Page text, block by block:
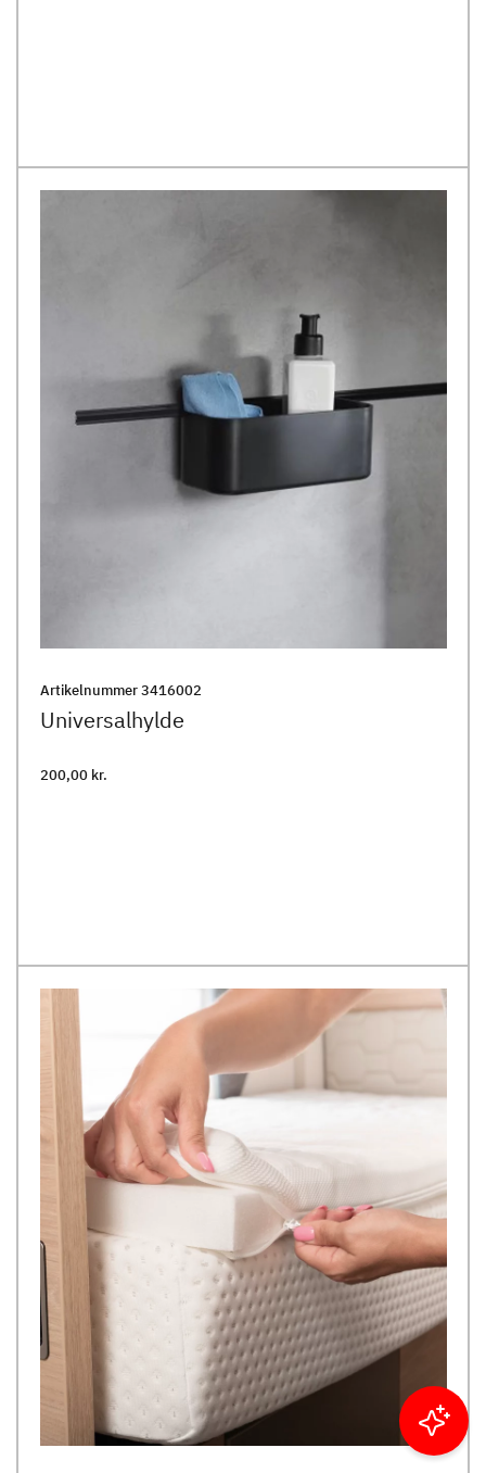
Artikelnummer3416002
Universalhylde
200,00 kr.
Filtrer resultater